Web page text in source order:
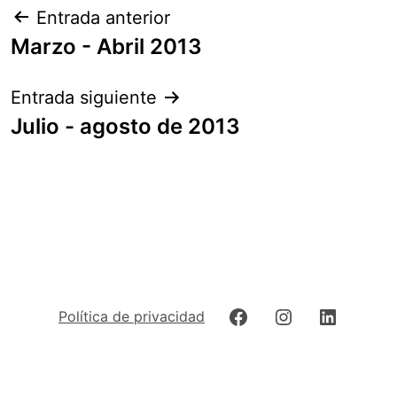
Navegación
de
Entrada anterior
Marzo - Abril 2013
Entrada siguiente
Julio - agosto de 2013
Política de privacidad FacebookInstagram